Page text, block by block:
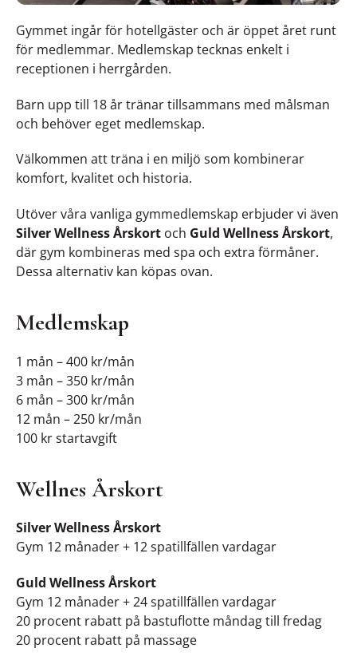
Gymmet ingår för hotellgäster och är öppet året runt
för medlemmar. Medlemskap tecknas enkelt i
receptionen i herrgården.
Barn upp till 18 år tränar tillsammans med målsman
och behöver eget medlemskap.
Välkommen att träna i en miljö som kombinerar
komfort, kvalitet och historia.
Utöver våra vanliga gymmedlemskap erbjuder vi även
Silver Wellness Årskortoch Guld Wellness Årskort,
där gym kombineras med spa och extra förmåner.
Dessa alternativ kan köpas ovan.
Medlemskap
1 mån – 400 kr/mån
3 mån – 350 kr/mån
6 mån – 300 kr/mån
12 mån – 250 kr/mån
100 kr startavgift
Wellnes Årskort
Silver Wellness Årskort
Gym 12 månader + 12 spatillfällen vardagar
Guld Wellness Årskort
Gym 12 månader + 24 spatillfällen vardagar
20 procent rabatt på bastuflotte måndag till fredag
20 procent rabatt på massage